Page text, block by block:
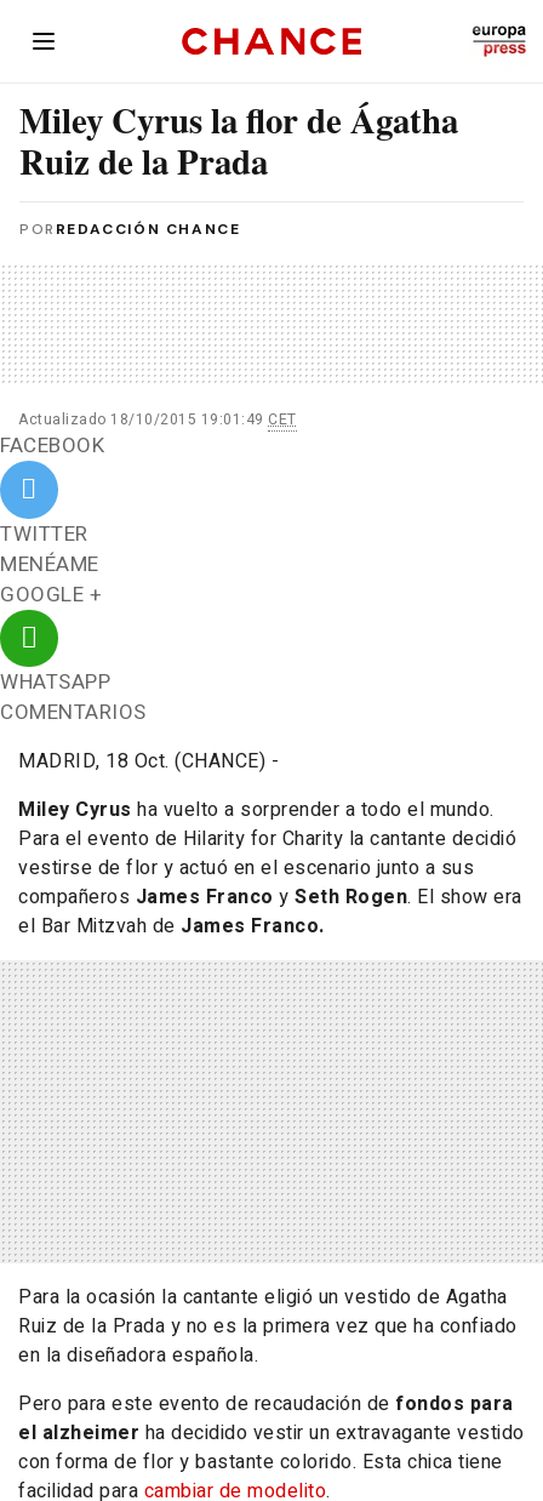
Miley Cyrus la flor de Ágatha
Ruiz de la Prada
POR REDACCIÓN CHANCE
Actualizado 18/10/2015 19:01:49 CET
FACEBOOK
TWITTER
MENÉAME
GOOGLE +
WHATSAPP
COMENTARIOS
MADRID, 18 Oct. (CHANCE) -
Miley Cyrus ha vuelto a sorprender a todo el mundo.
Para el evento de Hilarity for Charity la cantante decidió
vestirse de flor y actuó en el escenario junto a sus
compañeros James Franco y Seth Rogen. El show era
el Bar Mitzvah de James Franco.
Para la ocasión la cantante eligió un vestido de Agatha
Ruiz de la Prada y no es la primera vez que ha confiado
en la diseñadora española.
Pero para este evento de recaudación de fondos para
el alzheimer ha decidido vestir un extravagante vestido
con forma de flor y bastante colorido. Esta chica tiene
facilidad para cambiar de modelito.